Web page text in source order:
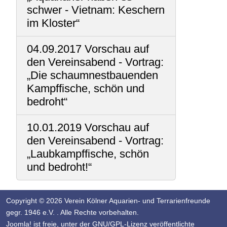
schwer - Vietnam: Keschern
im Kloster“
04.09.2017 Vorschau auf
den Vereinsabend - Vortrag:
„Die schaumnestbauenden
Kampffische, schön und
bedroht“
10.01.2019 Vorschau auf
den Vereinsabend - Vortrag:
„Laubkampffische, schön
und bedroht!“
Copyright © 2026 Verein Kölner Aquarien- und Terrarienfreunde
gegr. 1946 e.V. . Alle Rechte vorbehalten.
Joomla! ist freie, unter der GNU/GPL-Lizenz veröffentlichte